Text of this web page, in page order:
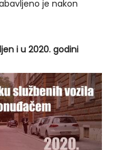
je nakon
i u 2020. godini